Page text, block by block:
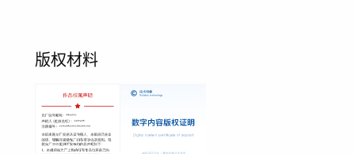
版权材料